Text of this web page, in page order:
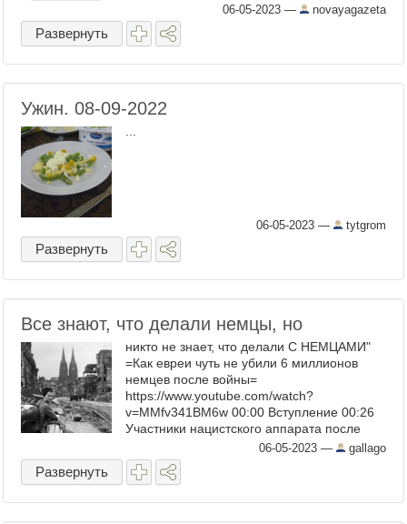
06-05-2023 — novayagazeta
Развернуть
Ужин. 08-09-2022
06-05-2023 — tytgrom
Развернуть
Все знают, что делали немцы, но
никто не знает, что делали С НЕМЦАМИ"
=Как евреи чуть не убили 6 миллионов
немцев после войны=
https://www.youtube.com/watch?
v=MMfv341BM6w 00:00 Вступление 00:26
Участники нацистского аппарата после
войны. 01:19 Месть евреев за Холокост.
01:49 ...
06-05-2023 — gallago
Развернуть